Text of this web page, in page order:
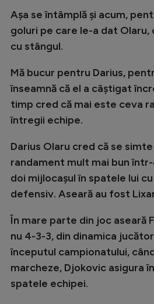
Așa se întâmplă și acum,
goluri pe care le-a dat Olaru,
cu stângul.
Mă bucur pentru Darius,
înseamnă că el a câștigat
timp cred că mai este ceva
întregii echipe.
Darius Olaru cred că se
randament mult mai bun
doi mijlocașul în spatele lui
defensiv. Aseară au fost
În mare parte din joc aseară
nu 4-3-3, din dinamica
începutul campionatului,
marcheze, Djokovic asigura
spatele echipei.